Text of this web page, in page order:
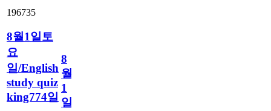
196735
8월1일토
요
일/English
study quiz
king774일
8
월
1
일